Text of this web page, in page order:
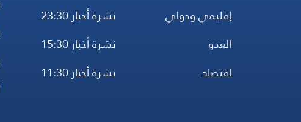
إقليمي ودولي
العدو
اقتصاد
نشرة أخبار 23:30
نشرة أخبار 15:30
نشرة أخبار 11:30